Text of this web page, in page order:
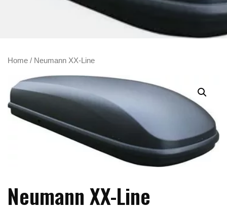
Home / Neumann XX-Line
Neumann XX-Line